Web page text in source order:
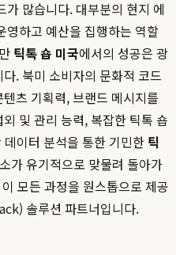
많습니다. 대부분의 현지 에
영하고 예산을 집행하는 역할
틱톡 숍 미국에서의 성공은 광
. 북미 소비자의 문화적 코드
츠 기획력, 브랜드 메시지를
및 관리 능력, 복잡한 틱톡 숍
이터 분석을 통한 기민한 틱
가 유기적으로 맞물려 돌아가
모든 과정을 원스톱으로 제공
솔루션 파트너입니다.